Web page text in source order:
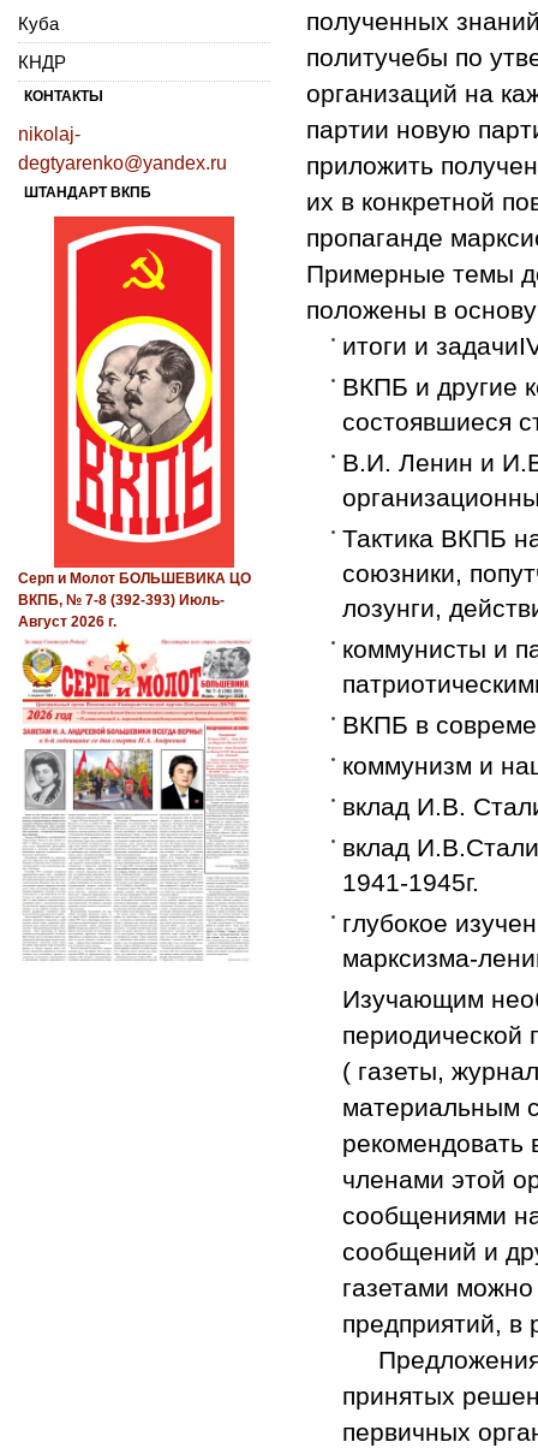
полученных
политучебы по
организаций на
партии новую
приложить
их в конкретной
пропаганде
Примерные темы
положены в
итоги и задачи
ВКПБ и другие
состоявшиеся
В.И. Ленин и
Тактика ВКПБ
союзники,
лозунги,
коммунисты и
ВКПБ в
коммунизм и
вклад И.В.
вклад
1941-1945г.
глубокое
марксизма-
Изучающим
периодической
( газеты,
материальным
рекомендовать
членами этой
сообщениями
сообщений и
газетами
предприятий, в
Предложения,
принятых
первичных
Куба
КНДР
КОНТАКТЫ
nikolaj-
degtyarenko@yandex.ru
ШТАНДАРТ ВКПБ
Серп и Молот БОЛЬШЕВИКА ЦО
ВКПБ, № 7-8 (392-393) Июль-
Август 2026 г.